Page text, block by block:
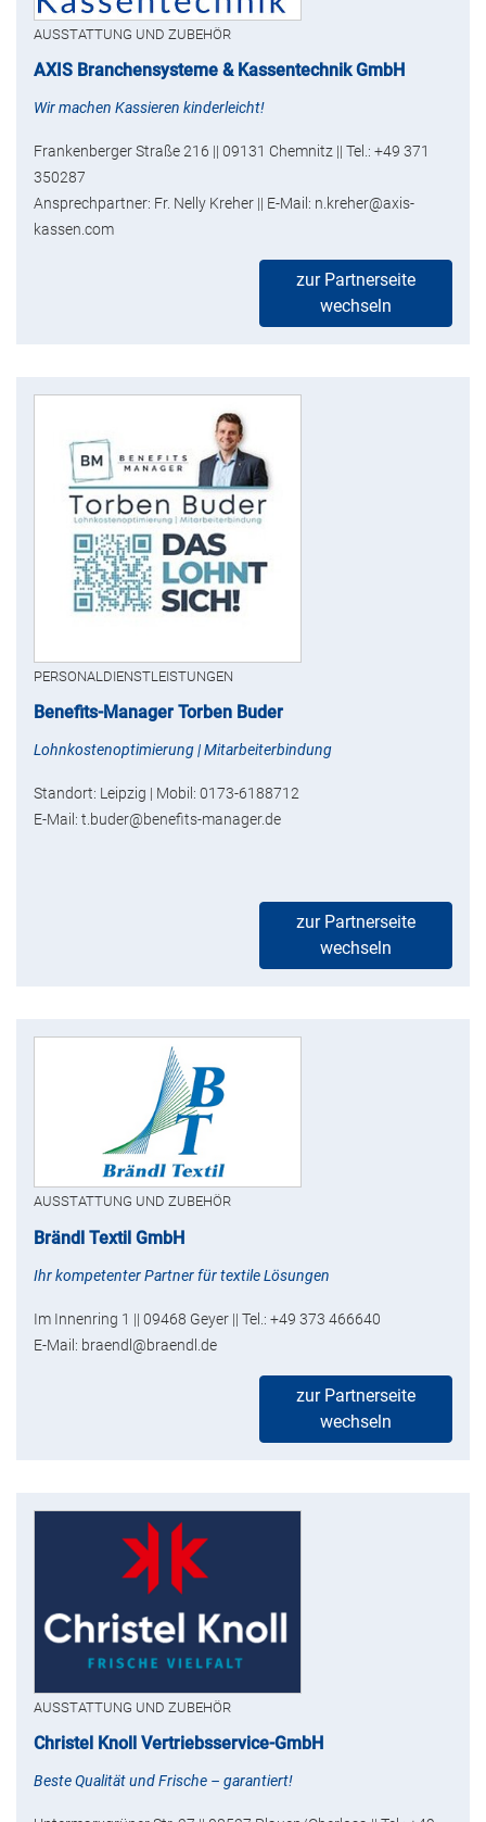
AUSSTATTUNG UND ZUBEHÖR
AXIS Branchensysteme & Kassentechnik GmbH
Wir machen Kassieren kinderleicht!
Frankenberger Straße 216 || 09131 Chemnitz || Tel.: +49 371
350287
Ansprechpartner: Fr. Nelly Kreher || E-Mail: n.kreher@axis-
kassen.com
zur Partnerseite
wechseln
PERSONALDIENSTLEISTUNGEN
Benefits-Manager Torben Buder
Lohnkostenoptimierung | Mitarbeiterbindung
Standort: Leipzig | Mobil: 0173-6188712
E-Mail: t.buder@benefits-manager.de
zur Partnerseite
wechseln
AUSSTATTUNG UND ZUBEHÖR
Brändl Textil GmbH
Ihr kompetenter Partner für textile Lösungen
Im Innenring 1 || 09468 Geyer || Tel.: +49 373 466640
E-Mail: braendl@braendl.de
zur Partnerseite
wechseln
AUSSTATTUNG UND ZUBEHÖR
Christel Knoll Vertriebsservice-GmbH
Beste Qualität und Frische – garantiert!